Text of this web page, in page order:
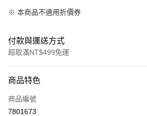
※ 本商品不適用折價券
付款與運送方式
超取滿NT$499免運
信用卡一次付款
ATM付款
商品特色
商品編號
7801673